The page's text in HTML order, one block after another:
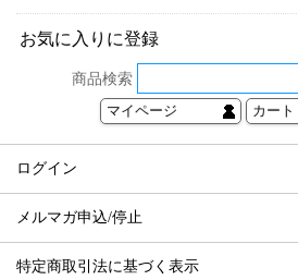
お気に入りに登録
商品検索
マイページ カート
ログイン
メルマガ申込/停止
特定商取引法に基づく表示